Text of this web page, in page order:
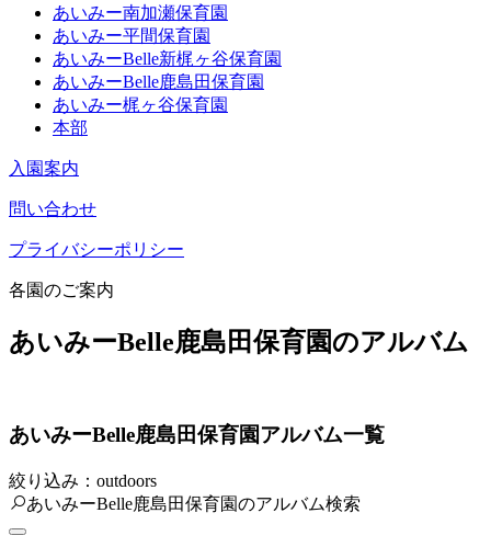
あいみー南加瀬保育園
あいみー平間保育園
あいみーBelle新梶ヶ谷保育園
あいみーBelle鹿島田保育園
あいみー梶ヶ谷保育園
本部
入園案内
問い合わせ
プライバシーポリシー
各園のご案内
あいみーBelle鹿島田保育園のアルバム
あいみーBelle鹿島田保育園アルバム一覧
絞り込み：outdoors
あいみーBelle鹿島田保育園のアルバム検索